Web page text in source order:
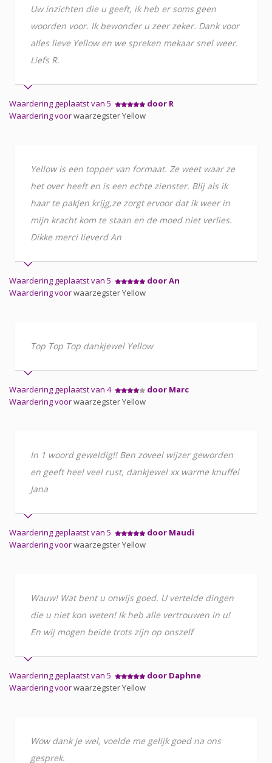
Uw inzichten die u geeft, ik heb er soms geen
woorden voor. Ik bewonder u zeer zeker. Dank voor
alles lieve Yellow en we spreken mekaar snel weer.
Liefs R.
Waardering geplaatst van 5
door R
Waardering voorwaarzegster Yellow
Yellow is een topper van formaat. Ze weet waar ze
het over heeft en is een echte zienster. Blij als ik
haar te pakjen krijg,ze zorgt ervoor dat ik weer in
mijn kracht kom te staan en de moed niet verlies.
Dikke merci lieverd An
Waardering geplaatst van 5
door An
Waardering voorwaarzegster Yellow
Top Top Top dankjewel Yellow
Waardering geplaatst van 4
door Marc
Waardering voorwaarzegster Yellow
In 1 woord geweldig!! Ben zoveel wijzer geworden
en geeft heel veel rust, dankjewel xx warme knuffel
Jana
Waardering geplaatst van 5
door Maudi
Waardering voorwaarzegster Yellow
Wauw! Wat bent u onwijs goed. U vertelde dingen
die u niet kon weten! Ik heb alle vertrouwen in u!
En wij mogen beide trots zijn op onszelf
Waardering geplaatst van 5
door Daphne
Waardering voorwaarzegster Yellow
Wow dank je wel, voelde me gelijk goed na ons
gesprek.